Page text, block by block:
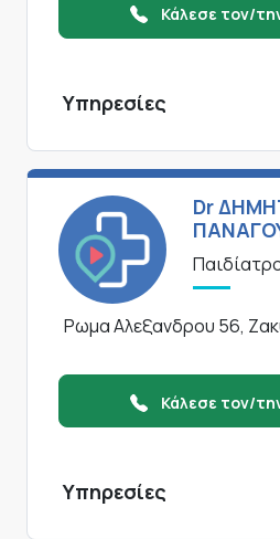
Κάλεσε τον/
Υπηρεσίες
Dr
Ρωμα Αλεξανδρου 56,
Κάλεσε τον/
Υπηρεσίες